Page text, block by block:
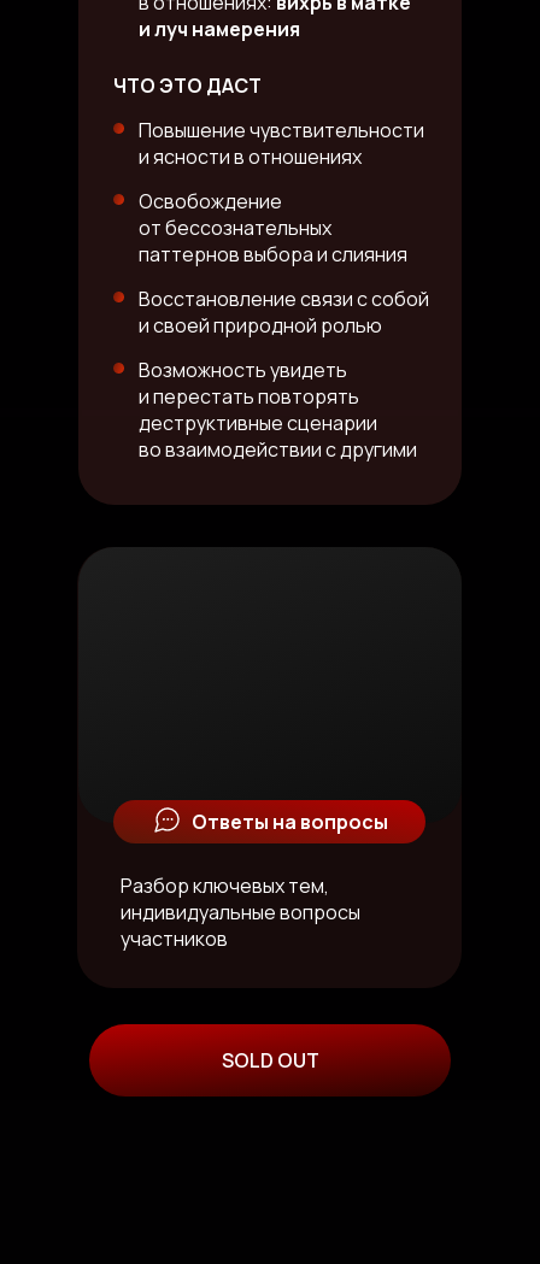
и луч намерения
Повышение чувствительности
и ясности в отношениях
Освобождение
от бессознательных
паттернов выбора и слияния
Восстановление связи с собой
и своей природной ролью
Возможность увидеть
и перестать повторять
деструктивные сценарии
во взаимодействии с другими
Разбор ключевых тем,
индивидуальные вопросы
участников
Ответы на вопросы
ЧТО ЭТО ДАСТ
SOLD OUT